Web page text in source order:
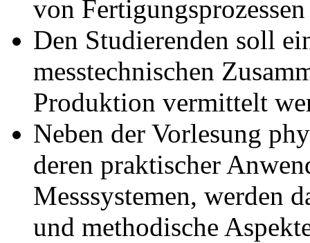
von
Den Studierenden soll
messtechnischen
Produktion vermittelt
Neben der Vorlesung
deren praktischer
Messsystemen, werden
und methodische